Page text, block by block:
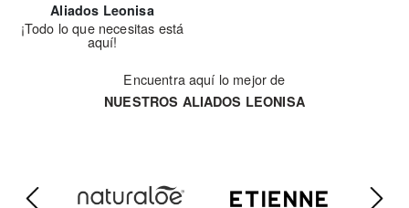
Aliados Leonisa
¡Todo lo que necesitas está
aquí!
Encuentra aquí lo mejor de
NUESTROS ALIADOS LEONISA